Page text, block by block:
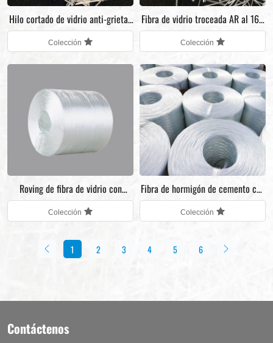
Hilo cortado de vidrio anti-grietas
de 19 mm
Colección
Fibra de vidrio troceada AR al 16,7
% ZrO2 para GRC
Colección
Roving de fibra de vidrio con
pulverización AR para GFRC
Colección
Fibra de hormigón de cemento con
fibra de vidrio AR
Colección
1 2 3 4 5 6
Contáctenos